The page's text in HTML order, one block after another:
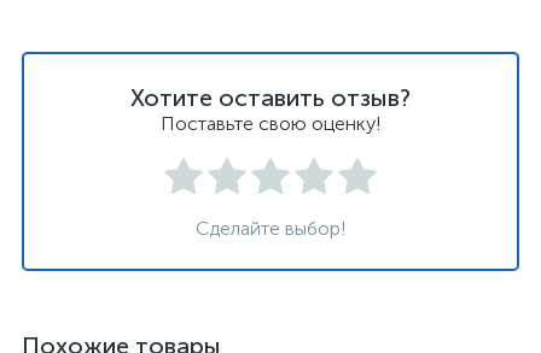
Хотите оставить отзыв?
Поставьте свою оценку!
Сделайте выбор!
Похожие товары